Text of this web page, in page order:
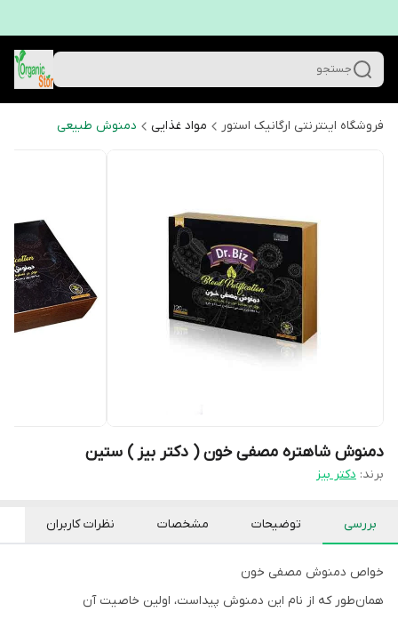
جستجو
فروشگاه اینترنتی ارگانیک استور مواد غذایی دمنوش طبیعی
دمنوش شاهتره مصفی خون ( دکتر بیز ) ستین
برند: دکتر بیز
بررسی توضیحات مشخصات نظرات کاربران
خواص دمنوش مصفی خون
همان‌طور که از نام این دمنوش پیداست، اولین خاصیت آن